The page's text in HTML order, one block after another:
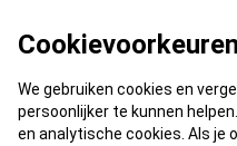
Cookievoorkeuren
We gebruiken cookies en
persoonlijker te kunnen
en analytische cookies. Als je